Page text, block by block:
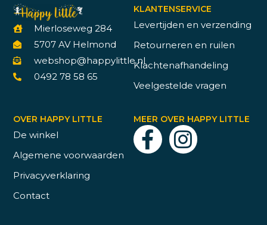
Mierloseweg 284
5707 AV Helmond
webshop@happylittle.nl
0492 78 58 65
KLANTENSERVICE
Levertijden en verzending
Retourneren en ruilen
Klachtenafhandeling
Veelgestelde vragen
OVER HAPPY LITTLE
De winkel
Algemene voorwaarden
Privacyverklaring
Contact
MEER OVER HAPPY LITTLE